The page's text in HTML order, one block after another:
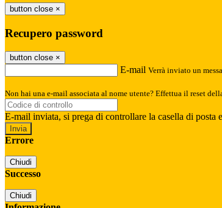
button close ×
Recupero password
button close ×
E-mail Verrà inviato un
Non hai una e-mail associata al nome utente? Effettua il reset
E-mail inviata, si prega di controllare la casella di posta
Errore
Chiudi
Successo
Chiudi